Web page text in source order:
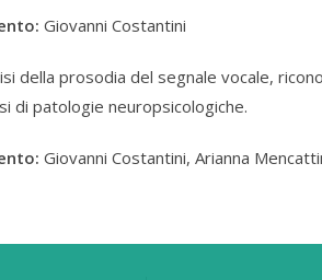
Giovanni Costantini
della prosodia del segnale vocale,
di patologie neuropsicologiche.
Giovanni Costantini, Arianna